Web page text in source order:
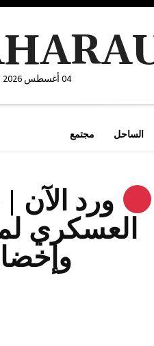
04 أغسطس 2026
الساحل مجتمع
ورد الآن
العسكري